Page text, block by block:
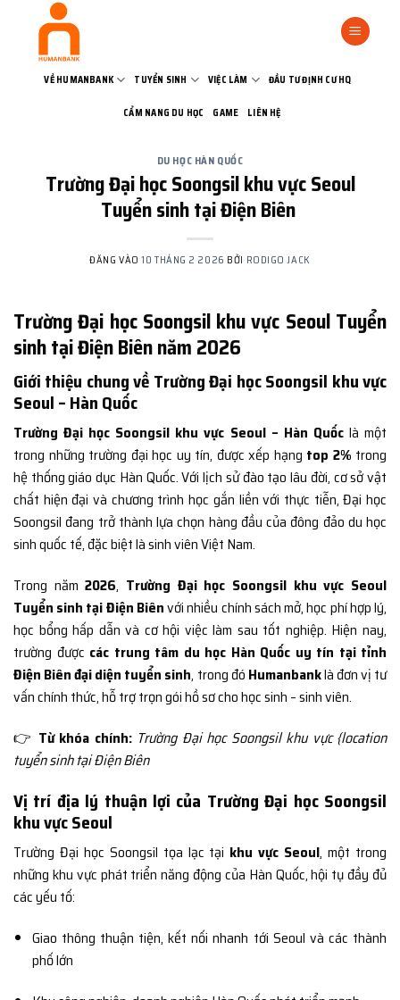
VỀ HUMANBANK TUYỂN SINH VIỆC LÀM ĐẦU TƯ ĐỊNH CƯ HQ
CẨM NANG DU HỌC GAME LIÊN HỆ
DU HỌC HÀN QUỐC
Trường Đại học Soongsil khu vực Seoul
Tuyển sinh tại Điện Biên
ĐĂNG VÀO10 THÁNG 2 2026 BỞI RODIGO JACK
Trường Đại học Soongsil khu vực Seoul Tuyển
sinh tại Điện Biên năm 2026
Giới thiệu chung về Trường Đại học Soongsil khu vực
Seoul – Hàn Quốc
Trường Đại học Soongsil khu vực Seoul – Hàn Quốclà một
trong những trường đại học uy tín, được xếp hạng top 2% trong
hệ thống giáo dục Hàn Quốc. Với lịch sử đào tạo lâu đời, cơ sở vật
chất hiện đại và chương trình học gắn liền với thực tiễn, Đại học
Soongsil đang trở thành lựa chọn hàng đầu của đông đảo du học
sinh quốc tế, đặc biệt là sinh viên Việt Nam.
Trong năm2026, Trường Đại học Soongsil khu vực Seoul
Tuyển sinh tại Điện Biênvới nhiều chính sách mở, học phí hợp lý,
học bổng hấp dẫn và cơ hội việc làm sau tốt nghiệp. Hiện nay,
trường được các trung tâm du học Hàn Quốc uy tín tại tỉnh
Điện Biên đại diện tuyển sinh, trong đó Humanbanklà đơn vị tư
vấn chính thức, hỗ trợ trọn gói hồ sơ cho học sinh – sinh viên.
👉 Từ khóa chính: Trường Đại học Soongsil khu vực {location
tuyển sinh tại Điện Biên
Vị trí địa lý thuận lợi của Trường Đại học Soongsil
khu vực Seoul
Trường Đại học Soongsil tọa lạc tại khu vực Seoul, một trong
những khu vực phát triển năng động của Hàn Quốc, hội tụ đầy đủ
các yếu tố:
Giao thông thuận tiện, kết nối nhanh tới Seoul và các thành
phố lớn